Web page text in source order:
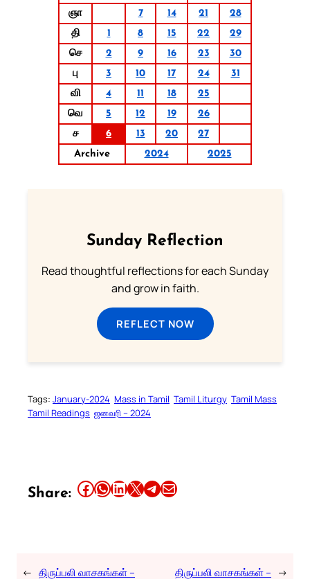
ஞா
7 14 21
28
தி
1 8 15 22
29
செ
2 9 16 23
30
பு
3 10 17 24
31
வி
4 11 18
25
வெ
5 12 19
26
ச
6 13 20
27
Archive
2024 2025
Sunday Reflection
Read thoughtful reflections for each Sunday
and grow in faith.
REFLECT NOW
Tags: January-2024 Mass in Tamil Tamil Liturgy Tamil Mass
Tamil Readings ஜனவரி – 2024
Share: Share this article on Facebook Share this article on WhatsApp Share this article on LinkedIn Share this article on X Share this article on TelegramEmail this Article
← திருப்பலி வாசகங்கள் – திருப்பலி வாசகங்கள் – →